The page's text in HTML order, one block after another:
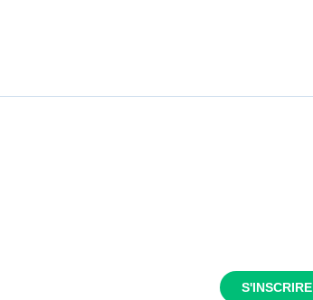
S'INSCRIRE